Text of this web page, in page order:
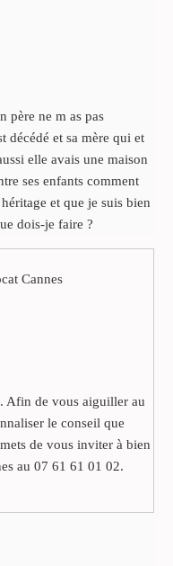
père ne m as pas
décédé et sa mère qui et
elle avais une maison
ses enfants comment
et que je suis bien
dois-je faire ?
Cannes
Afin de vous aiguiller au
le conseil que
de vous inviter à bien
au 07 61 61 01 02.